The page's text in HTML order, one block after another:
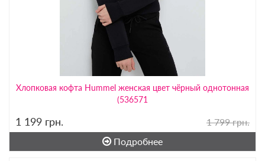
Хлопковая кофта Hummel женская цвет чёрный однотонная
(536571
1 199 грн.
1 799 грн.
Подробнее